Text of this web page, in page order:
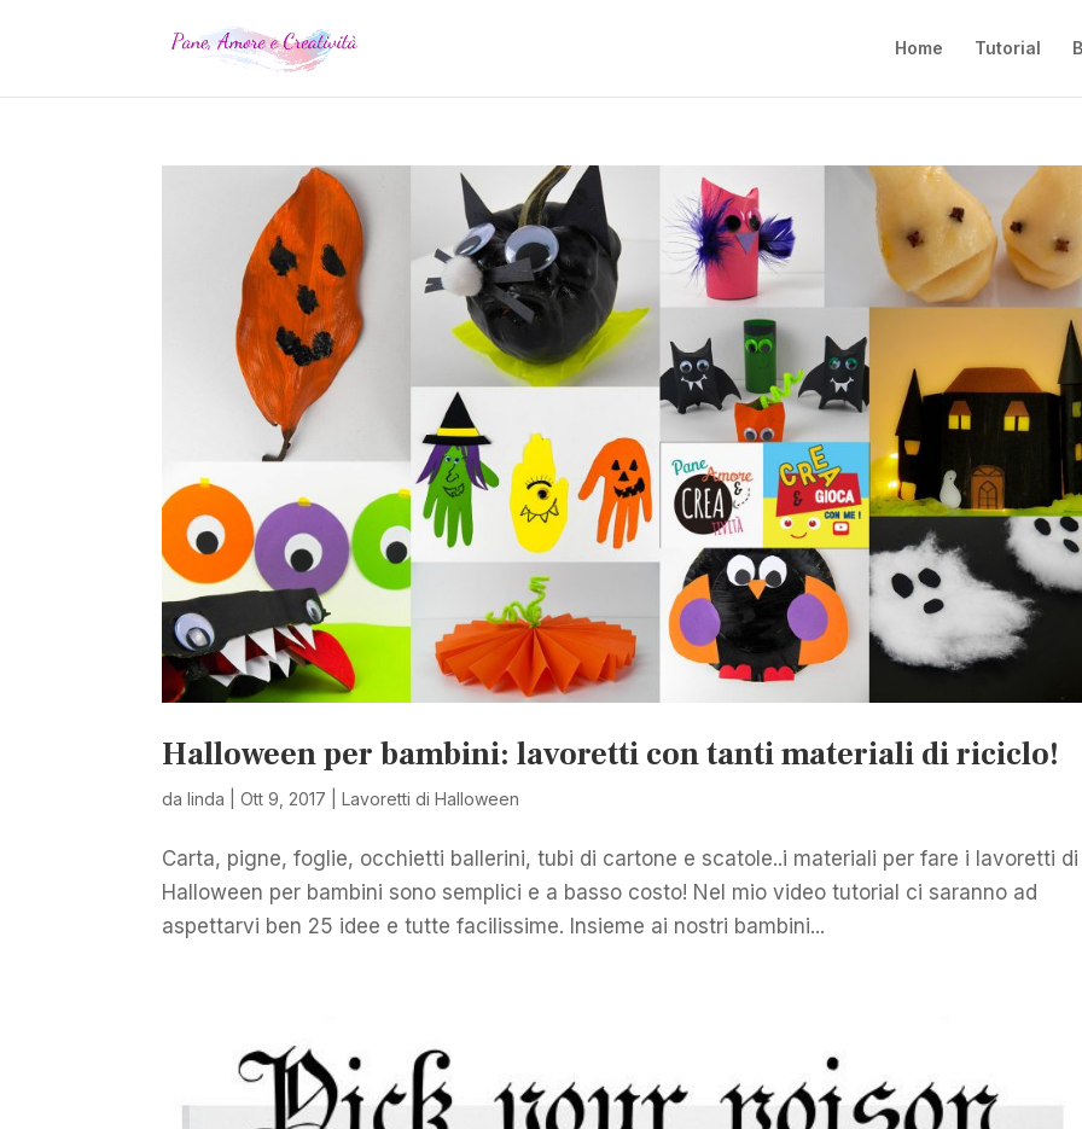
Home Tutorial
Halloween per bambini: lavoretti con tanti materiali di riciclo!
dalinda |Ott 9, 2017 |Lavoretti di Halloween
Carta, pigne, foglie, occhietti ballerini, tubi di cartone e scatole..i materiali per fare i lavoretti di
Halloween per bambini sono semplici e a basso costo! Nel mio video tutorial ci saranno ad
aspettarvi ben 25 idee e tutte facilissime. Insieme ai nostri bambini...